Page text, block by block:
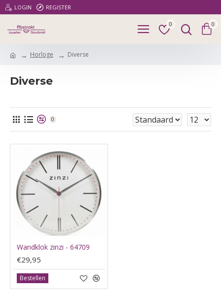
LOGIN REGISTER
0 0
Horloge Diverse
Diverse
0
Wandklok zinzi - 64709
€29,95
Bestellen